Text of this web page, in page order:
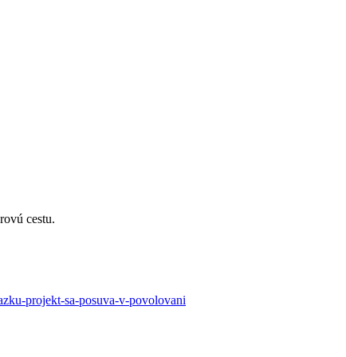
cestu.
projekt-sa-posuva-v-povolovani